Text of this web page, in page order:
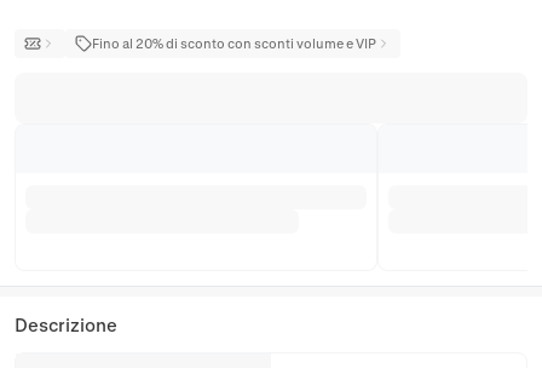
Fino al 20% di sconto con sconti volume e VIP
Descrizione